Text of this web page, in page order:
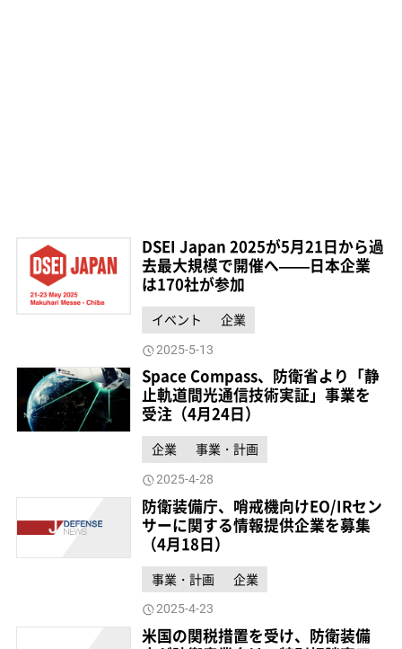
DSEI Japan 2025が5月21日から過
去最大規模で開催へ——日本企業
は170社が参加
イベント 企業
2025-5-13
Space Compass、防衛省より「静
止軌道間光通信技術実証」事業を
受注（4月24日）
企業 事業・計画
2025-4-28
防衛装備庁、哨戒機向けEO/IRセン
サーに関する情報提供企業を募集
（4月18日）
事業・計画 企業
2025-4-23
米国の関税措置を受け、防衛装備